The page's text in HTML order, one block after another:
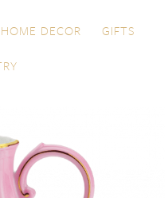
HOME DECOR
GIFTS